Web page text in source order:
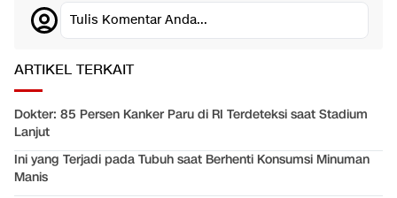
Tulis Komentar Anda...
ARTIKEL TERKAIT
Dokter: 85 Persen Kanker Paru di RI Terdeteksi saat Stadium
Lanjut
Ini yang Terjadi pada Tubuh saat Berhenti Konsumsi Minuman
Manis